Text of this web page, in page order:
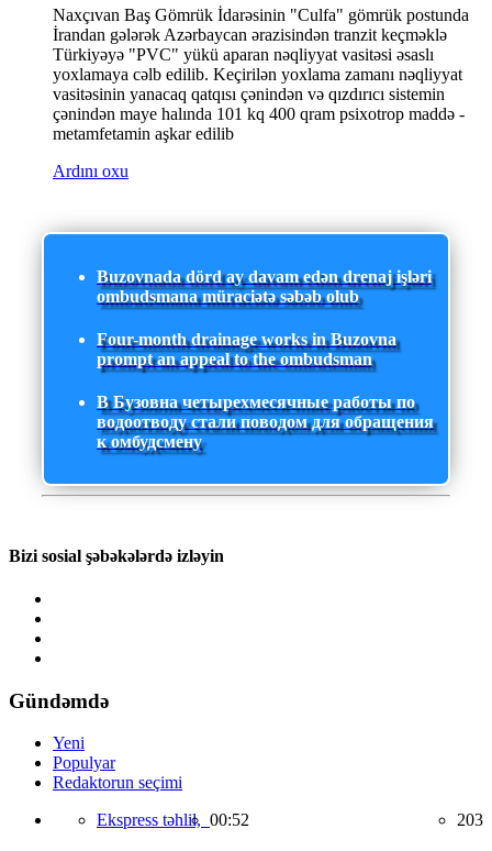
Naxçıvan Baş Gömrük İdarəsinin "Culfa" gömrük postunda
İrandan gələrək Azərbaycan ərazisindən tranzit keçməklə
Türkiyəyə "PVC" yükü aparan nəqliyyat vasitəsi əsaslı
yoxlamaya cəlb edilib. Keçirilən yoxlama zamanı nəqliyyat
vasitəsinin yanacaq qatqısı çənindən və qızdırıcı sistemin
çənindən maye halında 101 kq 400 qram psixotrop maddə -
metamfetamin aşkar edilib
Ardını oxu
Buzovnada dörd ay davam edən drenaj işləri
ombudsmana müraciətə səbəb olub
Four-month drainage works in Buzovna
prompt an appeal to the ombudsman
В Бузовна четырехмесячные работы по
водоотводу стали поводом для обращения
к омбудсмену
Bizi sosial şəbəkələrdə izləyin
Gündəmdə
Yeni
Populyar
Redaktorun seçimi
Ekspress təhlil, 00:52 203